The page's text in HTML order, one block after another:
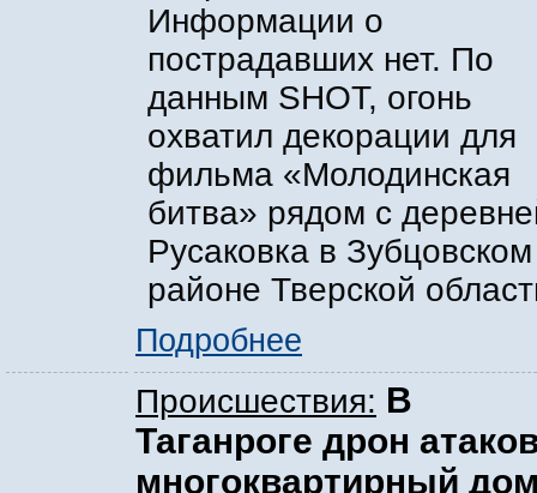
Информации о
пострадавших нет. По
данным SHOT, огонь
охватил декорации для
фильма «Молодинская
битва» рядом с
Русаковка в Зубцовском
районе Тверской
Подробнее
Происшествия: В
Таганроге дрон
многоквартирный